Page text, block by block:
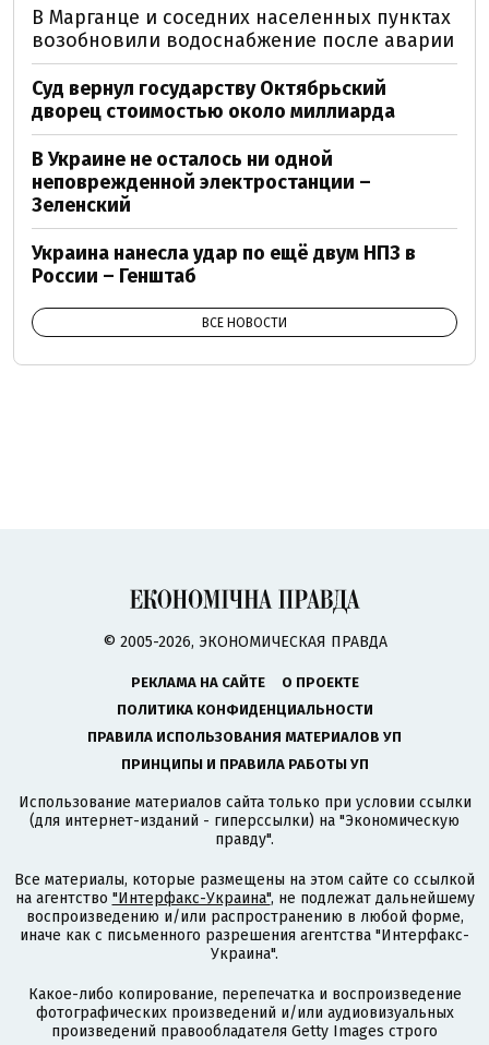
В Марганце и соседних населенных пунктах
возобновили водоснабжение после аварии
Суд вернул государству Октябрьский
дворец стоимостью около миллиарда
В Украине не осталось ни одной
неповрежденной электростанции –
Зеленский
Украина нанесла удар по ещё двум НПЗ в
России – Генштаб
ВСЕ НОВОСТИ
© 2005-2026, ЭКОНОМИЧЕСКАЯ ПРАВДА
РЕКЛАМА НА САЙТЕ
О ПРОЕКТЕ
ПОЛИТИКА КОНФИДЕНЦИАЛЬНОСТИ
ПРАВИЛА ИСПОЛЬЗОВАНИЯ МАТЕРИАЛОВ УП
ПРИНЦИПЫ И ПРАВИЛА РАБОТЫ УП
Использование материалов сайта только при условии ссылки
(для интернет-изданий - гиперссылки) на "Экономическую
правду".
Все материалы, которые размещены на этом сайте со ссылкой
на агентство "Интерфакс-Украина", не подлежат дальнейшему
воспроизведению и/или распространению в любой форме,
иначе как с письменного разрешения агентства "Интерфакс-
Украина".
Какое-либо копирование, перепечатка и воспроизведение
фотографических произведений и/или аудиовизуальных
произведений правообладателя Getty Images строго